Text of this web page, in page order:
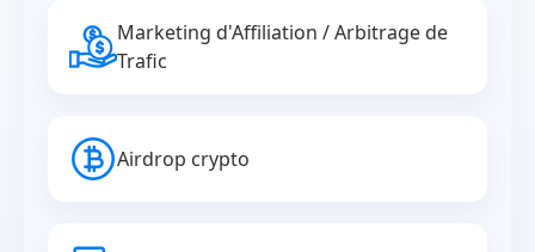
Marketing d'Affiliation / Arbitrage de
Trafic
Airdrop crypto